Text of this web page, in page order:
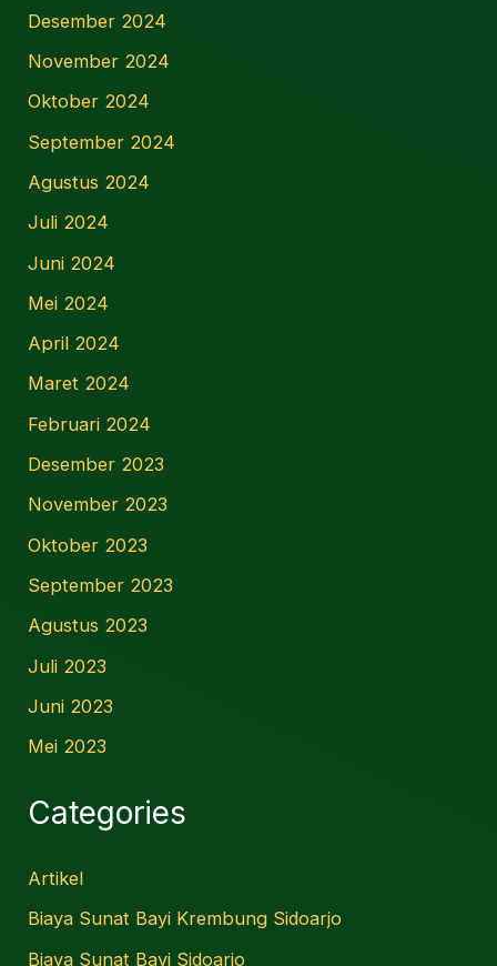
Desember 2024
November 2024
Oktober 2024
September 2024
Agustus 2024
Juli 2024
Juni 2024
Mei 2024
April 2024
Maret 2024
Februari 2024
Desember 2023
November 2023
Oktober 2023
September 2023
Agustus 2023
Juli 2023
Juni 2023
Mei 2023
Categories
Artikel
Biaya Sunat Bayi Krembung Sidoarjo
Biaya Sunat Bayi Sidoarjo